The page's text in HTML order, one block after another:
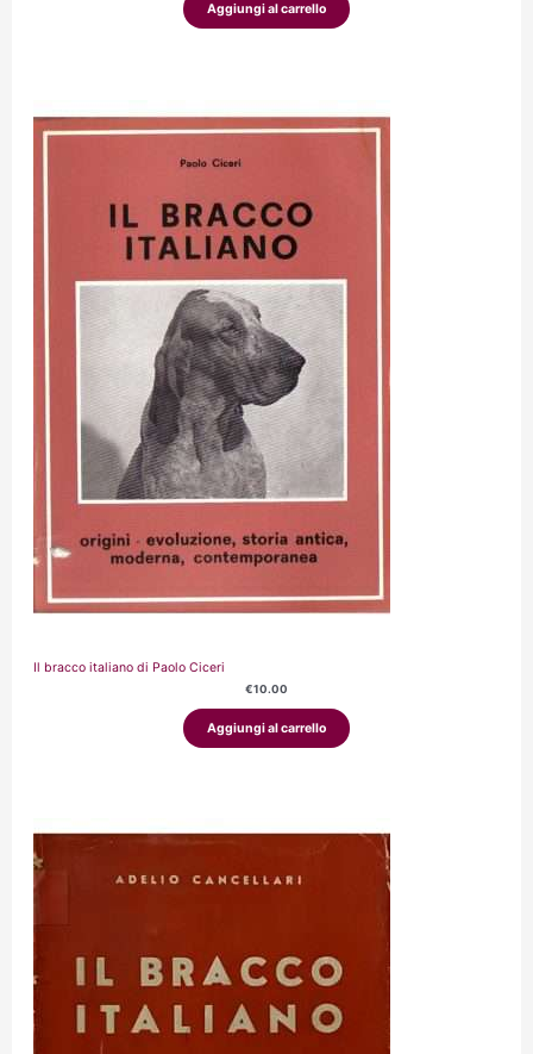
Aggiungi al carrello
Il bracco italiano di Paolo Ciceri
€10.00
Aggiungi al carrello